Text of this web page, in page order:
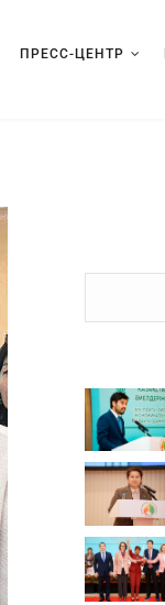
ПРЕСС-ЦЕНТР